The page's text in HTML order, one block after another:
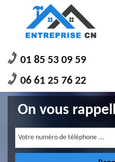
01 85 53 09 59
06 61 25 76 22
On vous